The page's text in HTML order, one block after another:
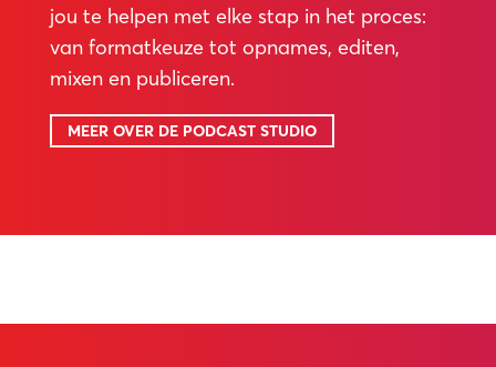
jou te helpen met elke stap in het proces:
van formatkeuze tot opnames, editen,
mixen en publiceren.
MEER OVER DE PODCAST STUDIO